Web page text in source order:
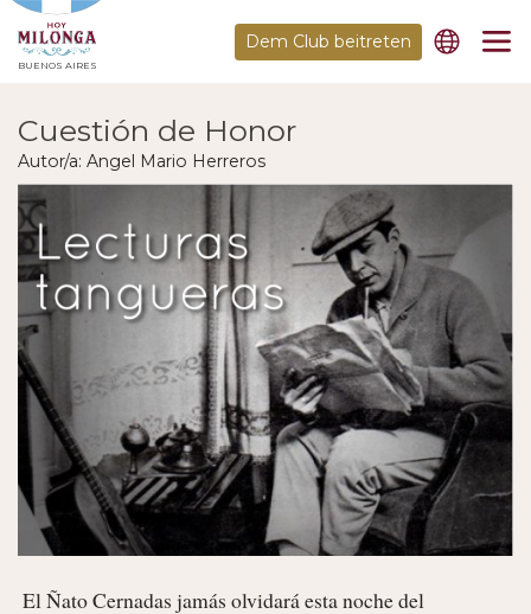
BUENOS AIRES
Dem Club beitreten
Cuestión de Honor
Autor/a: Angel Mario Herreros